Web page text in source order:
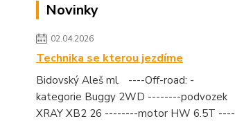
Novinky
02.04.2026
Technika se kterou jezdíme
Bidovský Aleš ml. ----Off-road: -
kategorie Buggy 2WD --------podvozek
XRAY XB2 26 --------motor HW 6.5T ----